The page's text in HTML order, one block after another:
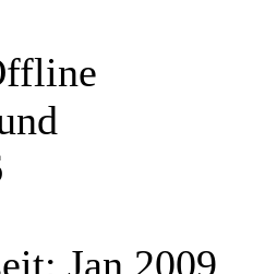
Jan 2009